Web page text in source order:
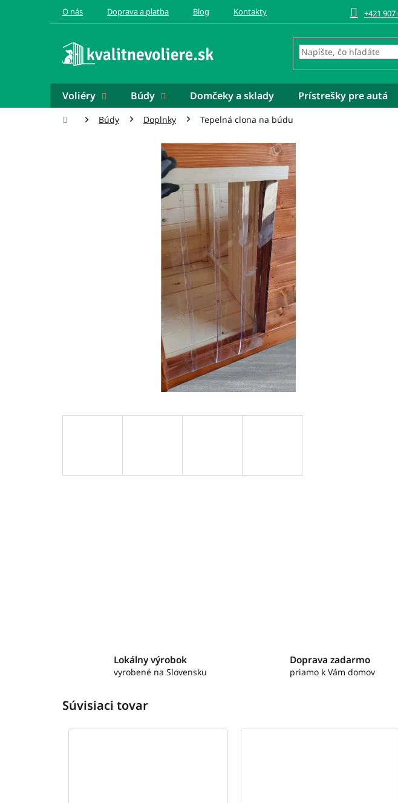
+421 907
O nás Doprava a platba Blog Kontakty
Voliéry Búdy Domčeky a sklady Prístrešky pre autá
DomovBúdy Doplnky Tepelná clona na búdu
Lokálny výrobok
vyrobené na Slovensku
Doprava zadarmo
priamo k Vám domov
Súvisiaci tovar